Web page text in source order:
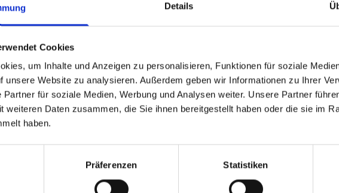
Details
Cookies
um Inhalte und Anzeigen zu personalisieren, Funktionen für soziale
unsere Website zu analysieren. Außerdem geben wir Informationen zu Ihrer
Partner für soziale Medien, Werbung und Analysen weiter. Unsere Partner
weiteren Daten zusammen, die Sie ihnen bereitgestellt haben oder die sie im
haben.
Präferenzen Statistiken